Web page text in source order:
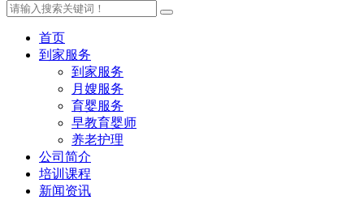
首页
到家服务
到家服务
月嫂服务
育婴服务
早教育婴师
养老护理
公司简介
培训课程
新闻资讯